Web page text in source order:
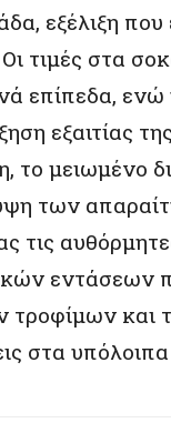
εξέλιξη
τιμές στα
επίπεδα, ενώ
εξαιτίας
το μειωμένο
των
τις
εντάσεων
τροφίμων και
στα